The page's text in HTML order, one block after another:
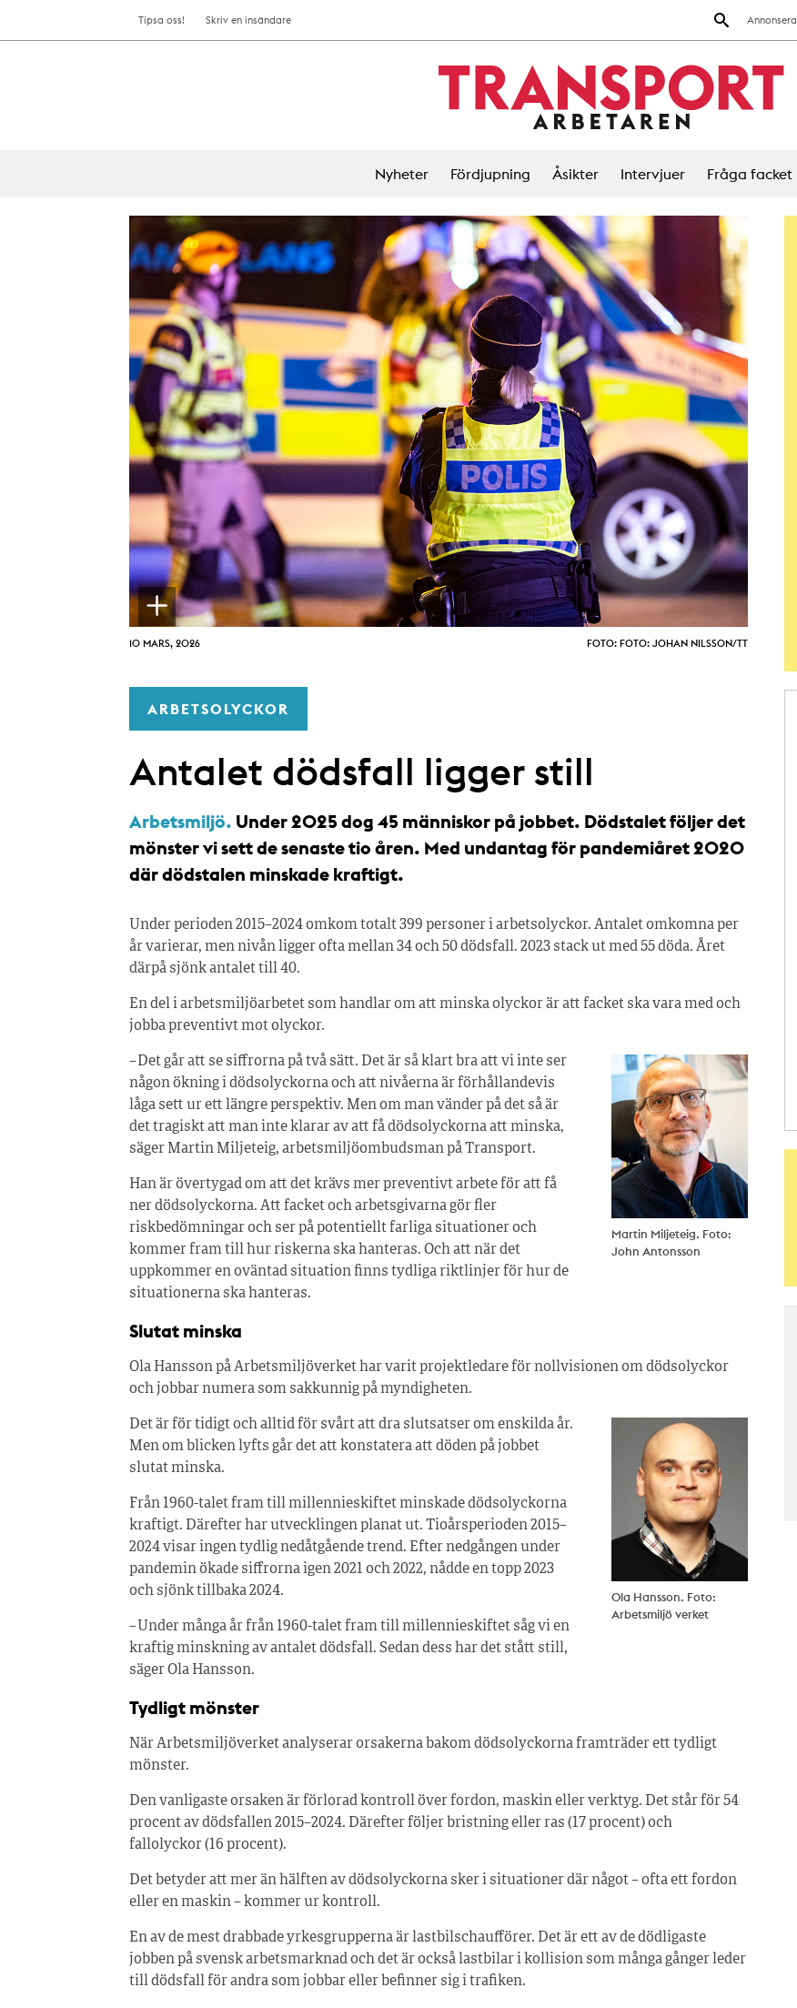
Annonsera
Tipsa oss! Skriv en insändare
Nyheter Fördjupning Åsikter Intervjuer Fråga facket
10 MARS, 2026 FOTO: FOTO: JOHAN NILSSON/TT
ARBETSOLYCKOR
Antalet dödsfall ligger still
Arbetsmiljö. Under 2025 dog 45 människor på jobbet. Dödstalet följer det
mönster vi sett de senaste tio åren. Med undantag för pandemiåret 2020
där dödstalen minskade kraftigt.
Under perioden 2015–2024 omkom totalt 399 personer i arbetsolyckor. Antalet omkomna per
år varierar, men nivån ligger ofta mellan 34 och 50 dödsfall. 2023 stack ut med 55 döda. Året
därpå sjönk antalet till 40.
En del i arbetsmiljöarbetet som handlar om att minska olyckor är att facket ska vara med och
jobba preventivt mot olyckor.
Martin Miljeteig. Foto:
John Antonsson
– Det går att se siffrorna på två sätt. Det är så klart bra att vi inte ser
någon ökning i dödsolyckorna och att nivåerna är förhållandevis
låga sett ur ett längre perspektiv. Men om man vänder på det så är
det tragiskt att man inte klarar av att få dödsolyckorna att minska,
säger Martin Miljeteig, arbetsmiljöombudsman på Transport.
Han är övertygad om att det krävs mer preventivt arbete för att få
ner dödsolyckorna. Att facket och arbetsgivarna gör fler
riskbedömningar och ser på potentiellt farliga situationer och
kommer fram till hur riskerna ska hanteras. Och att när det
uppkommer en oväntad situation finns tydliga riktlinjer för hur de
situationerna ska hanteras.
Slutat minska
Ola Hansson på Arbetsmiljöverket har varit projektledare för nollvisionen om dödsolyckor
och jobbar numera som sakkunnig på myndigheten.
Ola Hansson. Foto:
Arbetsmiljö verket
Det är för tidigt och alltid för svårt att dra slutsatser om enskilda år.
Men om blicken lyfts går det att konstatera att döden på jobbet
slutat minska.
Från 1960-talet fram till millennieskiftet minskade dödsolyckorna
kraftigt. Därefter har utvecklingen planat ut. Tioårsperioden 2015–
2024 visar ingen tydlig nedåtgående trend. Efter nedgången under
pandemin ökade siffrorna igen 2021 och 2022, nådde en topp 2023
och sjönk tillbaka 2024.
– Under många år från 1960-talet fram till millennieskiftet såg vi en
kraftig minskning av antalet dödsfall. Sedan dess har det stått still,
säger Ola Hansson.
Tydligt mönster
När Arbetsmiljöverket analyserar orsakerna bakom dödsolyckorna framträder ett tydligt
mönster.
Den vanligaste orsaken är förlorad kontroll över fordon, maskin eller verktyg. Det står för 54
procent av dödsfallen 2015–2024. Därefter följer bristning eller ras (17 procent) och
fallolyckor (16 procent).
Det betyder att mer än hälften av dödsolyckorna sker i situationer där något – ofta ett fordon
eller en maskin – kommer ur kontroll.
En av de mest drabbade yrkesgrupperna är lastbilschaufförer. Det är ett av de dödligaste
jobben på svensk arbetsmarknad och det är också lastbilar i kollision som många gånger leder
till dödsfall för andra som jobbar eller befinner sig i trafiken.